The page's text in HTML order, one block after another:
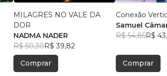
MILAGRES NO VALE DA
DOR
NADMA NADER
R$ 50,30R$ 39,82
Comprar
Conexão
Samuel
R$ 54,85R$
Comprar